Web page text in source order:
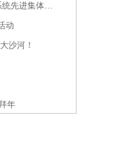
统先进集体…
动
沙河！
年